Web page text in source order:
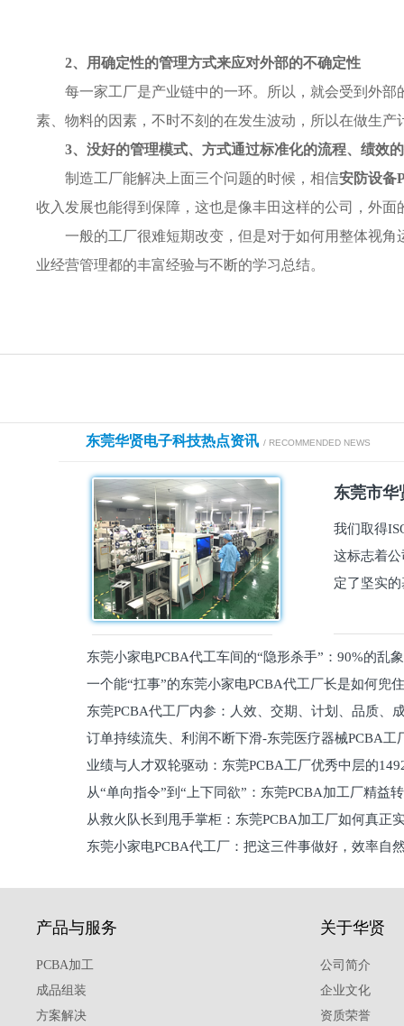
2、用确定性的管理方式来应对外部的不确定性
每一家工厂是产业链中的一环。所以，就会受到外
素、物料的因素，不时不刻的在发生波动，所以在做生
3、没好的管理模式、方式通过标准化的流程、绩效
制造工厂能解决上面三个问题的时候，相信安防设备
收入发展也能得到保障，这也是像丰田这样的公司，外
一般的工厂很难短期改变，但是对于如何用整体视
业经营管理都的丰富经验与不断的学习总结。
东莞华贤电子科技热点资讯 / RECOMMENDED NEWS
东莞市华
我们取得
这标志着
定了坚实
东莞小家电PCBA代工车间的“隐形杀手”：90%的乱
员工一个能“扛事”的东莞小家电PCBA代工厂长是如何兜
东莞PCBA代工厂内参：人效、交期、计划、品质
维锁客法则
订单持续流失、利润不断下滑-东莞医疗器械PCBA工
理死穴必须堵住
业绩与人才双轮驱动：东莞PCBA工厂优秀中层的
从“单向指令”到“上下同欲”：东莞PCBA加工厂精益
关键从救火队长到甩手掌柜：东莞PCBA加工厂如何真正
东莞小家电PCBA代工厂：把这三件事做好，效率自
产品与服务
PCBA加工
成品组装
方案解决
关于华贤
公司简介
企业文化
资质荣誉